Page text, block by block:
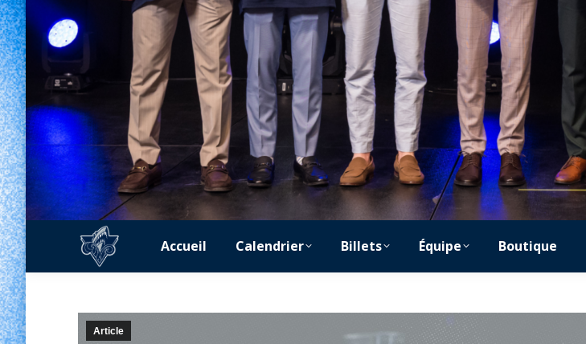
Accueil Calendrier Billets Équipe Boutique
Article